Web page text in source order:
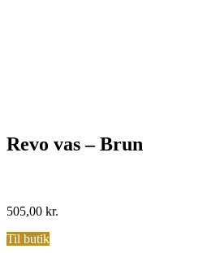
Revo vas – Brun
505,00 kr.
Til butik